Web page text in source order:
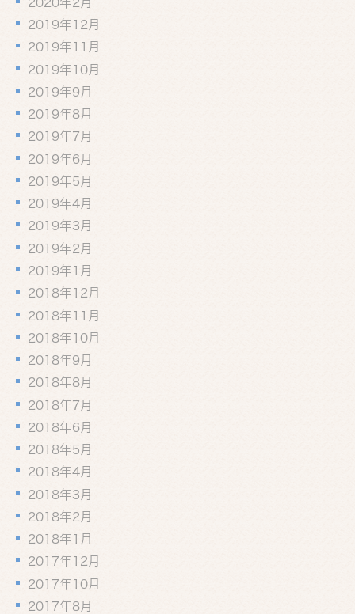
2019年12月
2019年11月
2019年10月
2019年9月
2019年8月
2019年7月
2019年6月
2019年5月
2019年4月
2019年3月
2019年2月
2019年1月
2018年12月
2018年11月
2018年10月
2018年9月
2018年8月
2018年7月
2018年6月
2018年5月
2018年4月
2018年3月
2018年2月
2018年1月
2017年12月
2017年10月
2017年8月